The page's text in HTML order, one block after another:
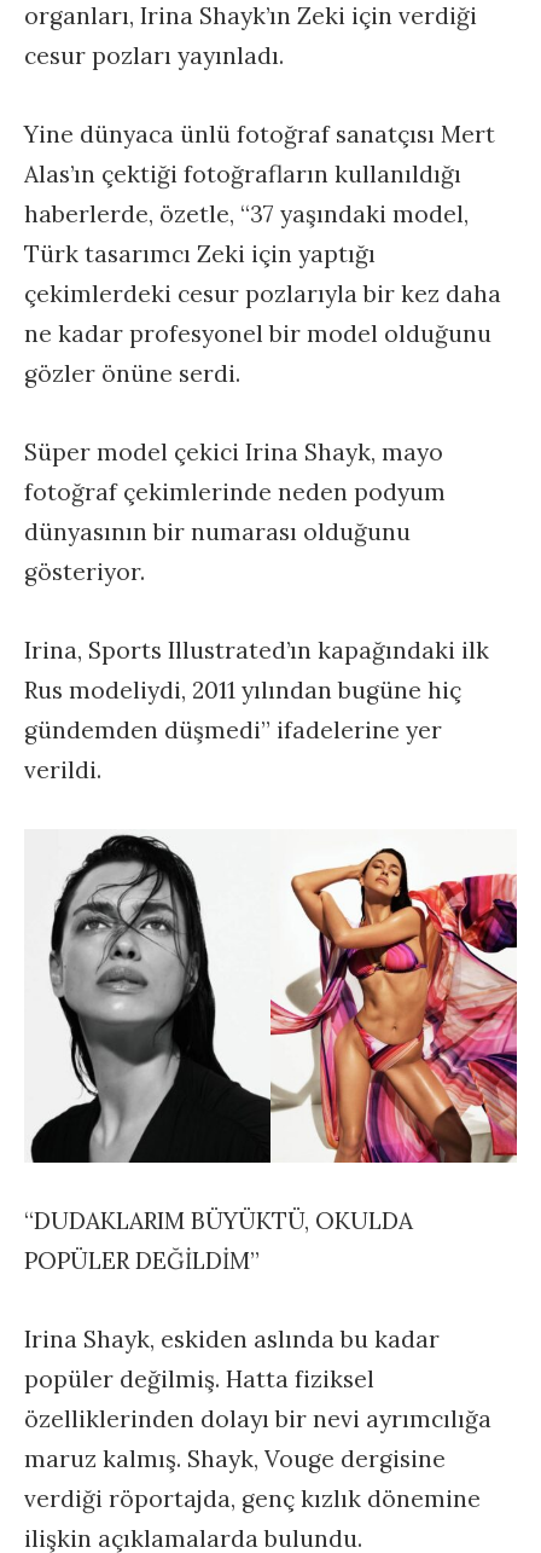
organları, Irina Shayk’ın Zeki için verdiği
cesur pozları yayınladı.
Yine dünyaca ünlü fotoğraf sanatçısı Mert
Alas’ın çektiği fotoğrafların kullanıldığı
haberlerde, özetle, “37 yaşındaki model,
Türk tasarımcı Zeki için yaptığı
çekimlerdeki cesur pozlarıyla bir kez daha
ne kadar profesyonel bir model olduğunu
gözler önüne serdi.
Süper model çekici Irina Shayk, mayo
fotoğraf çekimlerinde neden podyum
dünyasının bir numarası olduğunu
gösteriyor.
Irina, Sports Illustrated’ın kapağındaki ilk
Rus modeliydi, 2011 yılından bugüne hiç
gündemden düşmedi” ifadelerine yer
verildi.
“DUDAKLARIM BÜYÜKTÜ, OKULDA
POPÜLER DEĞİLDİM”
Irina Shayk, eskiden aslında bu kadar
popüler değilmiş. Hatta fiziksel
özelliklerinden dolayı bir nevi ayrımcılığa
maruz kalmış. Shayk, Vouge dergisine
verdiği röportajda, genç kızlık dönemine
ilişkin açıklamalarda bulundu.